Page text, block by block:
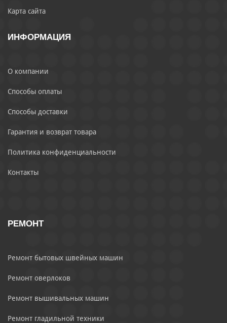
Карта сайта
ИНФОРМАЦИЯ
О компании
Способы оплаты
Способы доставки
Гарантия и возврат товара
Политика конфиденциальности
Контакты
РЕМОНТ
Ремонт бытовых швейных машин
Ремонт оверлоков
Ремонт вышивальных машин
Ремонт гладильной техники